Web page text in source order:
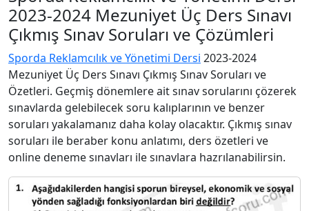
2023-2024 Mezuniyet Üç Ders Sınavı
Çıkmış Sınav Soruları ve Çözümleri
Sporda Reklamcılık ve Yönetimi Dersi 2023-2024
Mezuniyet Üç Ders Sınavı Çıkmış Sınav Soruları ve
Özetleri. Geçmiş dönemlere ait sınav sorularını çözerek
sınavlarda gelebilecek soru kalıplarının ve benzer
soruları yakalamanız daha kolay olacaktır. Çıkmış sınav
soruları ile beraber konu anlatımı, ders özetleri ve
online deneme sınavları ile sınavlara hazrılanabilirsin.